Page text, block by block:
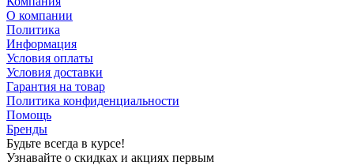
О компании
Политика
Информация
Условия оплаты
Условия доставки
Гарантия на товар
Политика конфиденциальности
Помощь
Бренды
Будьте всегда в курсе!
Узнавайте о скидках и акциях первым